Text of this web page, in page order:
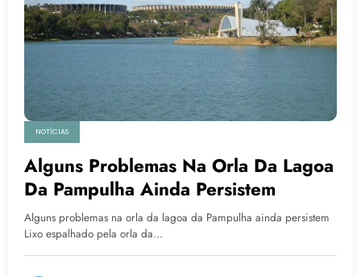
NOTÍCIAS
Alguns Problemas Na Orla Da Lagoa
Da Pampulha Ainda Persistem
Alguns problemas na orla da lagoa da Pampulha ainda persistem
Lixo espalhado pela orla da…